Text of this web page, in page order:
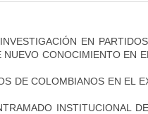
EN
NUEVO CONOCIMIENTO EN
DE COLOMBIANOS EN EL
INSTITUCIONAL